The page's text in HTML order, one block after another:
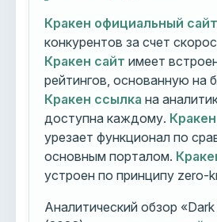
Кракен официальный сайт
конкурентов за счет
Кракен сайт имеет
рейтингов, основанную на
Кракен ссылка на
доступна каждому.
урезает функционал по
основным порталом.
устроен по принципу zero-
Аналитический обзор